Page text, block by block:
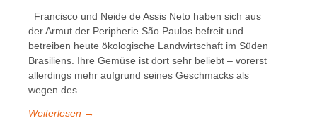
Francisco und Neide de Assis Neto haben sich aus
der Armut der Peripherie São Paulos befreit und
betreiben heute ökologische Landwirtschaft im Süden
Brasiliens. Ihre Gemüse ist dort sehr beliebt – vorerst
allerdings mehr aufgrund seines Geschmacks als
wegen des...
Weiterlesen →